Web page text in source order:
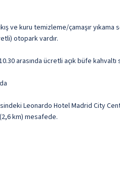
ve kuru temizleme/çamaşır
otopark vardır.
arasında ücretli açık büfe kahvaltı
Leonardo Hotel Madrid City
km) mesafede.